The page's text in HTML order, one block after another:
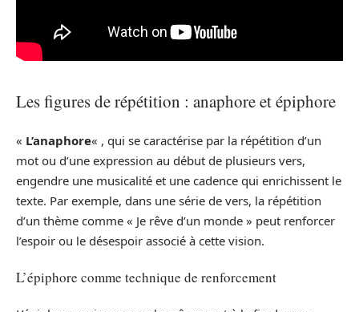
Les figures de répétition : anaphore et épiphore
« L’anaphore« , qui se caractérise par la répétition d’un
mot ou d’une expression au début de plusieurs vers,
engendre une musicalité et une cadence qui enrichissent le
texte. Par exemple, dans une série de vers, la répétition
d’un thème comme « Je rêve d’un monde » peut renforcer
l’espoir ou le désespoir associé à cette vision.
L’épiphore comme technique de renforcement